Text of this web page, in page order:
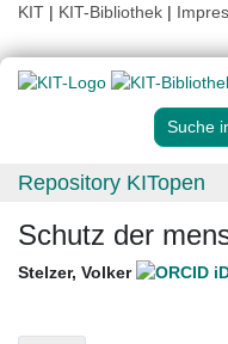
KIT | KIT-Bibliothek |
Suche
Repository KITopen
Schutz der
Stelzer, Volker